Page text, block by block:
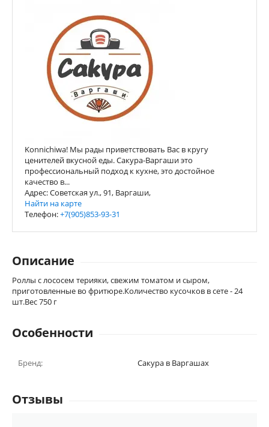
Konnichiwa! Мы рады приветствовать Вас в кругу
ценителей вкусной еды. Сакура-Варгаши это
профессиональный подход к кухне, это достойное
качество в...
Адрес: Советская ул., 91, Варгаши,
Найти на карте
Телефон:+7(905)853-93-31
Описание
Роллы с лососем терияки, свежим томатом и сыром,
приготовленные во фритюре.Количество кусочков в сете - 24
шт.Вес 750 г
Особенности
Бренд: Сакура в Варгашах
Отзывы